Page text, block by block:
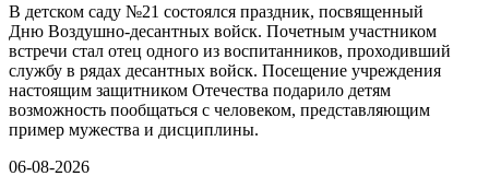
В детском саду №21 состоялся праздник, посвященный
Дню Воздушно-десантных войск. Почетным участником
встречи стал отец одного из воспитанников, проходивший
службу в рядах десантных войск. Посещение учреждения
настоящим защитником Отечества подарило детям
возможность пообщаться с человеком, представляющим
пример мужества и дисциплины.
06-08-2026